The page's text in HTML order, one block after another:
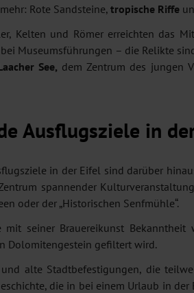
Rote Sandsteine, tropische Riffe
Kelten und Römer erreichten das
Museumsführungen – die Relikte
See, dem Zentrum des jungen
Ausflugsziele in
in der Eifel sind darüber
spannender
oder der „Historischen Senfmühle“.
mit seiner Brauereikunst
Dolomitengestein gefiltert wird.
und alte Stadtbefestigungen, die
die in bei einem Urlaub in